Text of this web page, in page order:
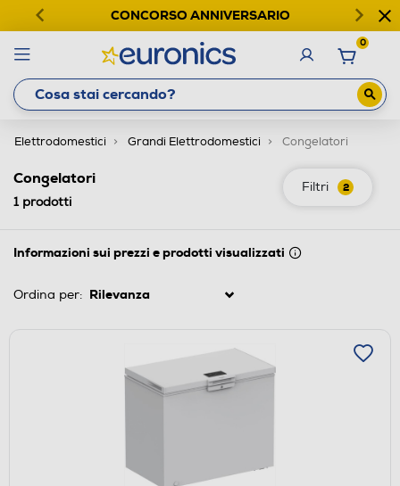
CONCORSO ANNIVERSARIO
0
Elettrodomestici Grandi Elettrodomestici Congelatori
Filtri 2
Congelatori
1prodotti
Informazioni sui prezzi e prodotti visualizzati
Ordina per: